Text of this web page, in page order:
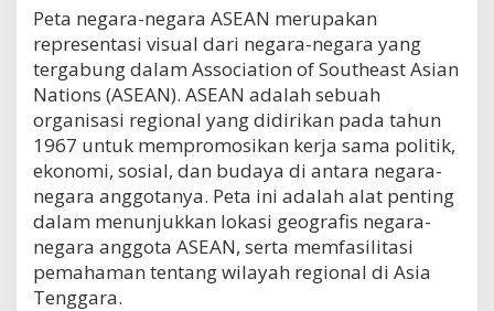
S
E
A
N
d
P
e
t
a
?
Peta negara-negara ASEAN merupakan
representasi visual dari negara-negara yang
tergabung dalam Association of Southeast Asian
Nations (ASEAN). ASEAN adalah sebuah
organisasi regional yang didirikan pada tahun
1967 untuk mempromosikan kerja sama politik,
ekonomi, sosial, dan budaya di antara negara-
negara anggotanya. Peta ini adalah alat penting
dalam menunjukkan lokasi geografis negara-
negara anggota ASEAN, serta memfasilitasi
pemahaman tentang wilayah regional di Asia
Tenggara.